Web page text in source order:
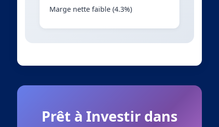
Marge nette faible (4.3%)
Prêt à Investir dans